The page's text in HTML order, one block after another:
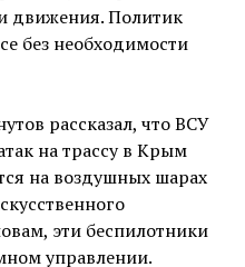
движения. Политик
без необходимости
рассказал, что ВСУ
на трассу в Крым
на воздушных шарах
эти беспилотники
управлении.